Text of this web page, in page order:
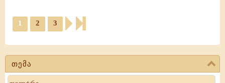
თემა
Search
1 2 3